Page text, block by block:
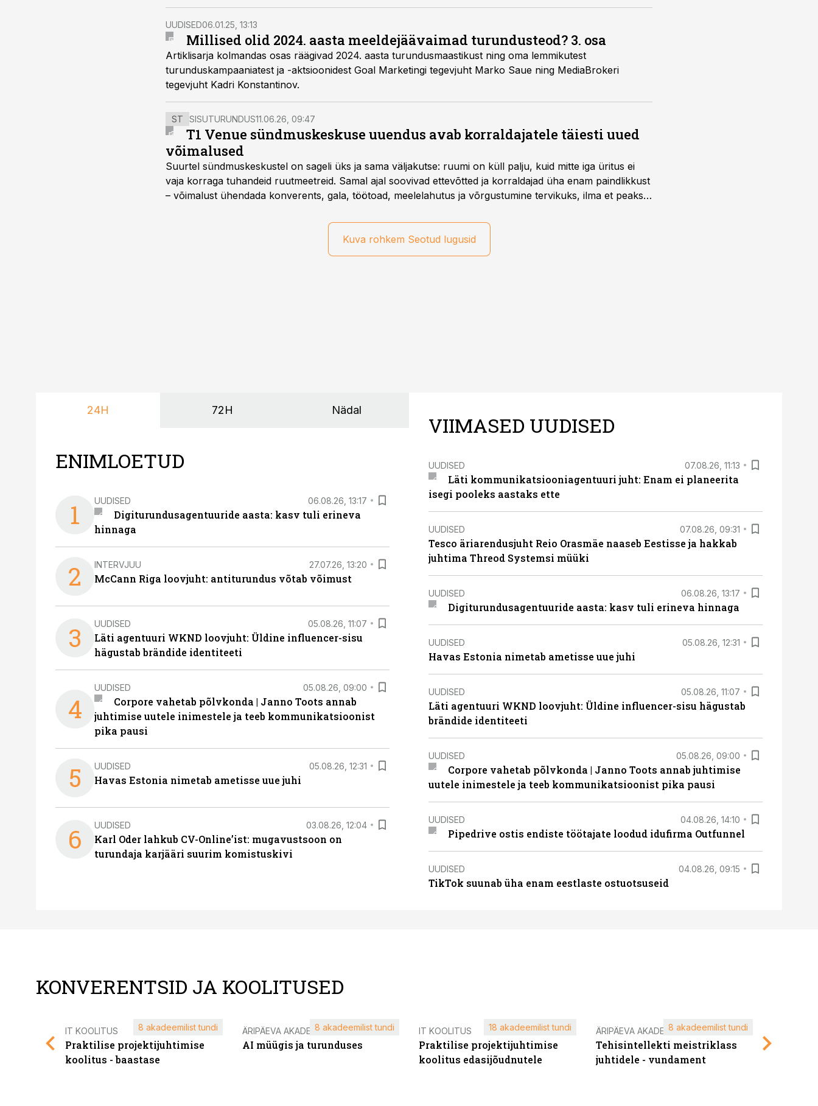
UUDISED06.01.25, 13:13
Millised olid 2024. aasta meeldejäävaimad turundusteod? 3. osa
Artiklisarja kolmandas osas räägivad 2024. aasta turundusmaastikust ning oma lemmikutest
turunduskampaaniatest ja -aktsioonidest Goal Marketingi tegevjuht Marko Saue ning MediaBrokeri
tegevjuht Kadri Konstantinov.
ST SISUTURUNDUS11.06.26, 09:47
T1 Venue sündmuskeskuse uuendus avab korraldajatele täiesti uued
võimalused
Suurtel sündmuskeskustel on sageli üks ja sama väljakutse: ruumi on küll palju, kuid mitte iga üritus ei
vaja korraga tuhandeid ruutmeetreid. Samal ajal soovivad ettevõtted ja korraldajad üha enam paindlikkust
– võimalust ühendada konverents, gala, töötoad, meelelahutus ja võrgustumine tervikuks, ilma et peaks
vajadustele vastanud uuendusega, mis pakub senisest oluliselt rohkem lahendusi.
Kuva rohkem Seotud lugusid
24H 72H Nädal
ENIMLOETUD
1 UUDISED 06.08.26, 13:17
Digiturundusagentuuride aasta: kasv tuli erineva
hinnaga
2 INTERVJUU 27.07.26, 13:20
McCann Riga loovjuht: antiturundus võtab võimust
3 UUDISED 05.08.26, 11:07
Läti agentuuri WKND loovjuht: Üldine influencer-sisu
hägustab brändide identiteeti
4
UUDISED 05.08.26, 09:00
Corpore vahetab põlvkonda | Janno Toots annab
juhtimise uutele inimestele ja teeb kommunikatsioonist
pika pausi
5 UUDISED 05.08.26, 12:31
Havas Estonia nimetab ametisse uue juhi
6 UUDISED 03.08.26, 12:04
Karl Oder lahkub CV-Online’ist: mugavustsoon on
turundaja karjääri suurim komistuskivi
VIIMASED UUDISED
UUDISED 07.08.26, 11:13
Läti kommunikatsiooniagentuuri juht: Enam ei planeerita
isegi pooleks aastaks ette
UUDISED 07.08.26, 09:31
Tesco äriarendusjuht Reio Orasmäe naaseb Eestisse ja hakkab
juhtima Threod Systemsi müüki
UUDISED 06.08.26, 13:17
Digiturundusagentuuride aasta: kasv tuli erineva hinnaga
UUDISED 05.08.26, 12:31
Havas Estonia nimetab ametisse uue juhi
UUDISED 05.08.26, 11:07
Läti agentuuri WKND loovjuht: Üldine influencer-sisu hägustab
brändide identiteeti
UUDISED 05.08.26, 09:00
Corpore vahetab põlvkonda | Janno Toots annab juhtimise
uutele inimestele ja teeb kommunikatsioonist pika pausi
UUDISED 04.08.26, 14:10
Pipedrive ostis endiste töötajate loodud idufirma Outfunnel
UUDISED 04.08.26, 09:15
TikTok suunab üha enam eestlaste ostuotsuseid
KONVERENTSID JA KOOLITUSED
IT KOOLITUS
Praktilise projektijuhtimise
koolitus - baastase
8 akadeemilist tundi ÄRIPÄEVA AKADEEMIA
AI müügis ja turunduses
8 akadeemilist tundi IT KOOLITUS
Praktilise projektijuhtimise
koolitus edasijõudnutele
18 akadeemilist tundi ÄRIPÄEVA AKADEEMIA
Tehisintellekti meistriklass
juhtidele - vundament
8 akadeemilist tundi